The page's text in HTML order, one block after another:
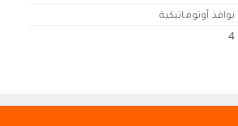
نوافذ أوتوماتيكية
4